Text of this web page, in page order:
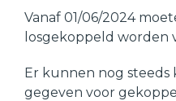
Vanaf 01/06/2024
losgekoppeld worden
Er kunnen nog
gegeven voor